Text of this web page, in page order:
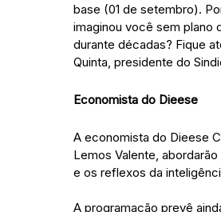
base (01 de setembro).
imaginou você sem plano
durante décadas? Fique
Quinta, presidente do
Economista do Dieese
A economista do Dieese
Lemos Valente,
e os reflexos da
A programação prevê